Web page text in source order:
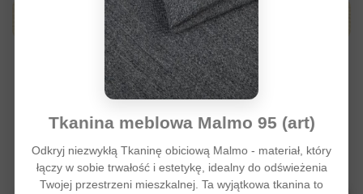
Produkty z tej samej kategori
Tkanina meblowa Malmo 95 (art)
Odkryj niezwykłą Tkaninę obiciową Malmo - materiał, który
łączy w sobie trwałość i estetykę, idealny do odświeżenia
Twojej przestrzeni mieszkalnej. Ta wyjątkowa tkanina to